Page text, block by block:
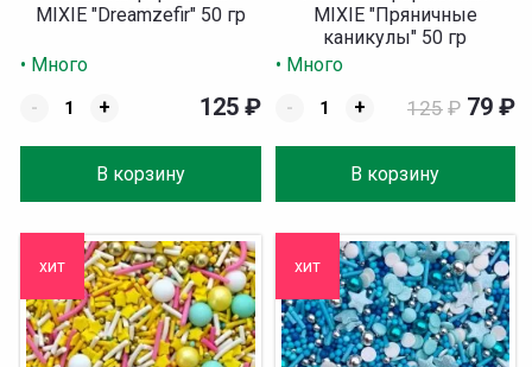
MIXIE "Dreamzefir" 50 гр
• Много
-
+
В корзину
125 ₽
MIXIE "Пряничные
каникулы" 50 гр
• Много
-
+
В корзину
125 ₽ 79 ₽
хит хит